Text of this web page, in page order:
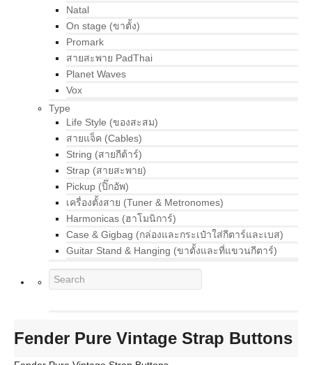
Natal
On stage (ขาตั้ง)
Promark
สายสะพาย PadThai
Planet Waves
Vox
Type
Life Style (ของสะสม)
สายแจ็ค (Cables)
String (สายกีต้าร์)
Strap (สายสะพาย)
Pickup (ปิ๊กอัพ)
เครื่องตั้งสาย (Tuner & Metronomes)
Harmonicas (ฮาโมนิการ์)
Case & Gigbag (กล่องและกระเป๋าใส่กีตาร์และเบส)
Guitar Stand & Hanging (ขาตั้งและที่แขวนกีตาร์)
Fender Pure Vintage Strap Buttons